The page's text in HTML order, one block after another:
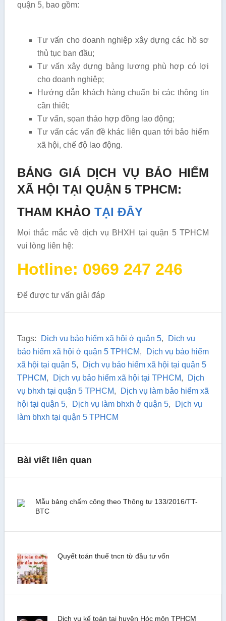
quận 5, bao gồm:
Tư vấn cho doanh nghiệp xây dựng các hồ sơ
thủ tục ban đầu;
Tư vấn xây dựng bảng lương phù hợp có lợi
cho doanh nghiệp;
Hướng dẫn khách hàng chuẩn bị các thông tin
cần thiết;
Tư vấn, sọan thảo hợp đồng lao động;
Tư vấn các vấn đề khác liên quan tới bảo hiểm
xã hội, chế độ lao động.
BẢNG GIÁ DỊCH VỤ BẢO HIỂM
XÃ HỘI TẠI QUẬN 5 TPHCM:
THAM KHẢO TẠI ĐÂY
Mọi thắc mắc về dịch vụ BHXH tại quận 5 TPHCM
vui lòng liên hệ:
Hotline: 0969 247 246
Để được tư vấn giải đáp
Tags: Dịch vụ bảo hiểm xã hội ở quận 5,
Dịch vụ
bảo hiểm xã hội ở quận 5 TPHCM,
Dịch vụ bảo hiểm
xã hội tại quận 5,
Dịch vụ bảo hiểm xã hội tại quận 5
TPHCM, Dịch vụ bảo hiểm xã hội tại TPHCM,
Dịch
vụ bhxh tại quận 5 TPHCM,
Dịch vụ làm bảo hiểm xã
hội tại quận 5, Dịch vụ làm bhxh ở quận 5,
Dịch vụ
làm bhxh tại quận 5 TPHCM
Bài viết liên quan
Mẫu bảng chấm công theo Thông tư 133/2016/TT-
BTC
Quyết toán thuế tncn từ đầu tư vốn
Dịch vụ kế toán tại huyện Hóc môn TPHCM